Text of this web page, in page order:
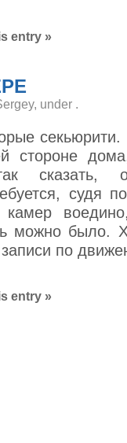
entry »
under .
секьюрити.
стороне
судя
камер
можно было.
записи по
entry »